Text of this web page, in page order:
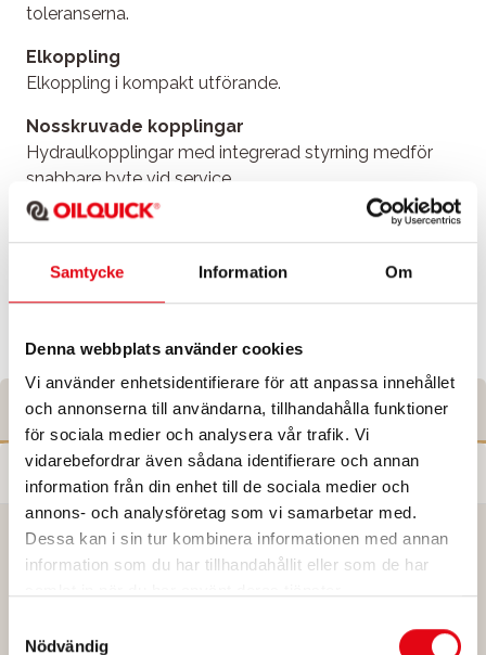
Samtycke Information Om
Denna webbplats använder cookies
Vi använder enhetsidentifierare för att anpassa innehållet
och annonserna till användarna, tillhandahålla funktioner
för sociala medier och analysera vår trafik. Vi
vidarebefordrar även sådana identifierare och annan
information från din enhet till de sociala medier och
annons- och analysföretag som vi samarbetar med.
Dessa kan i sin tur kombinera informationen med annan
information som du har tillhandahållit eller som de har
Nödvändig
toleranserna.
Elkoppling
Elkoppling i kompakt utförande.
Nosskruvade kopplingar
Hydraulkopplingar med integrerad styrning medför
snabbare byte vid service.
Fästesdata
Redskapsdata
OQL 310
Fästet har en hydraulcylinder